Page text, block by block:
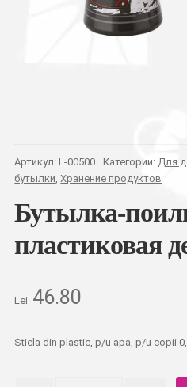
Артикул: L-00500 Категории: Для
бутылки,Хранение продуктов
Бутылка-
пластиковая
Lei 46.80
Sticla din plastic, p/u apa, p/u copii